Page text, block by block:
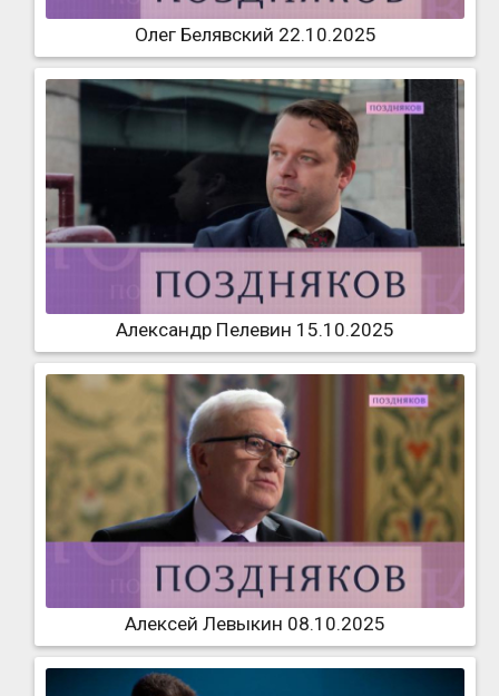
Олег Белявский 22.10.2025
Александр Пелевин 15.10.2025
Алексей Левыкин 08.10.2025